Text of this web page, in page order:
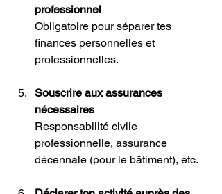
professionnel
Obligatoire pour séparer tes
finances personnelles et
professionnelles.
Souscrire aux assurances
nécessaires
Responsabilité civile
professionnelle, assurance
décennale (pour le bâtiment), etc.